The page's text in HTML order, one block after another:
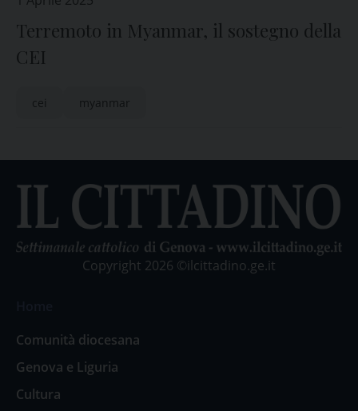
Terremoto in Myanmar, il sostegno della
CEI
cei myanmar
Copyright 2026 ©ilcittadino.ge.it
Comunità diocesana
Genova e Liguria
Cultura